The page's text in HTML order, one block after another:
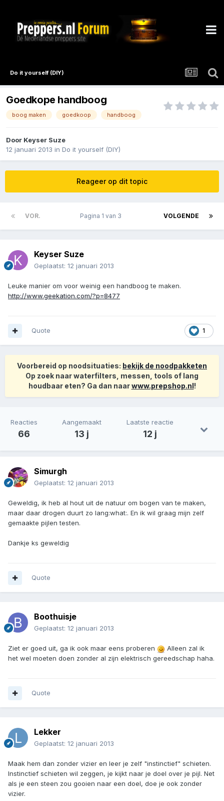
Do it yourself (DIY)
Goedkope handboog
boog maken goedkoop handboog
Door Keyser Suze
12 januari 2013 in Do it yourself (DIY)
Reageer op dit topic
VOR. VOLGENDE
Pagina 1 van 3
Keyser Suze
Geplaatst: 12 januari 2013
Leuke manier om voor weinig een handboog te maken.
http://www.geekation.com/?p=8477
1
Quote
Voorbereid op noodsituaties: bekijk de noodpakketen
Op zoek naar waterfilters, messen, tools of lang
houdbaar eten? Ga dan naarwww.prepshop.nl!
Reacties
66
Aangemaakt
13 j
Laatste reactie
12 j
Simurgh
Geplaatst: 12 januari 2013
Geweldig, ik heb al hout uit de natuur om bogen van te maken,
maar daar drogen duurt zo lang:what:. En ik wil graag mijn zelf
gemaakte pijlen testen.
Dankje ks geweldig
Quote
Boothuisje
Geplaatst: 12 januari 2013
Ziet er goed uit, ga ik ook maar eens proberen
Alleen zal ik
het wel moeten doen zonder al zijn elektrisch gereedschap haha.
Quote
Lekker
Geplaatst: 12 januari 2013
Maak hem dan zonder vizier en leer je zelf "instinctief" schieten.
Instinctief schieten wil zeggen, je kijkt naar je doel over je pijl. Net
als je een steen zou gooien naar een doel, doe je ook zonder
vizier.